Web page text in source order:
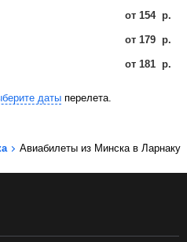
от 154 р.
от 179 р.
от 181 р.
даты перелета.
Авиабилеты из Минска в Ларнаку